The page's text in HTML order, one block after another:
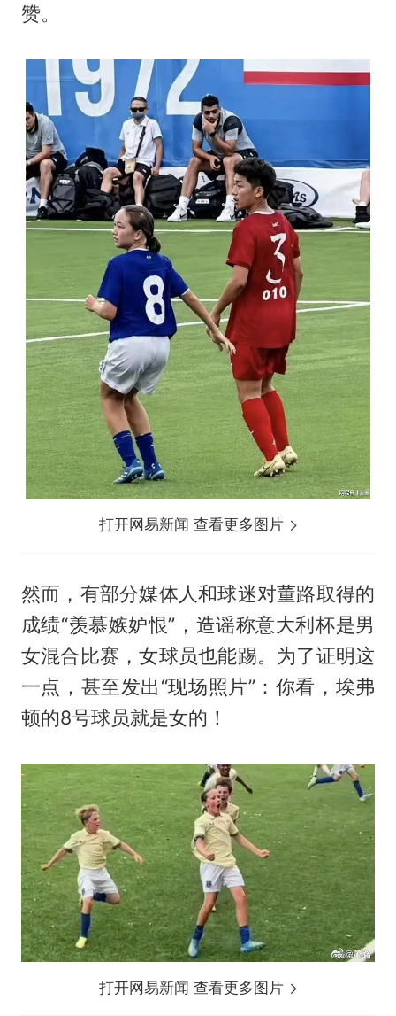
赞。
打开网易新闻 查看更多图片
然而，有部分媒体人和球迷对董路取得的
成绩“羡慕嫉妒恨”，造谣称意大利杯是男
女混合比赛，女球员也能踢。为了证明这
一点，甚至发出“现场照片”：你看，埃弗
顿的8号球员就是女的！
打开网易新闻 查看更多图片